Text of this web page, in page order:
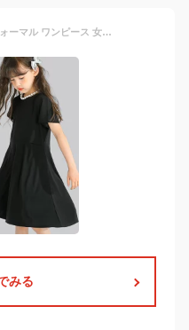
【最大1200円OFF★配布中】フォーマル ワンピース 女の子 こども服 半袖 ポケット ネックレス 黒 紺 子供服 キッズ 喪服 法事 礼服 お葬式 発表会 ストレッチ ブラック ネイビー ピンク 春 夏 秋 110 120 130 140 150cm
みる